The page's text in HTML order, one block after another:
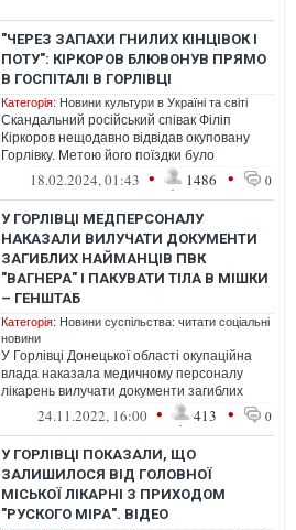
"ЧЕРЕЗ ЗАПАХИ ГНИЛИХ КІНЦІВОК І
ПОТУ": КІРКОРОВ БЛЮВОНУВ ПРЯМО
В ГОСПІТАЛІ В ГОРЛІВЦІ
Категорія: Новини культури в Україні та світі
Скандальний російський співак Філіп
Кіркоров нещодавно відвідав окуповану
Горлівку. Метою його поїздки було
підтримати загарбників і підняти бойовий
18.02.2024, 01:43 • 1486 • 0
У ГОРЛІВЦІ МЕДПЕРСОНАЛУ
НАКАЗАЛИ ВИЛУЧАТИ ДОКУМЕНТИ
ЗАГИБЛИХ НАЙМАНЦІВ ПВК
"ВАГНЕРА" І ПАКУВАТИ ТІЛА В МІШКИ
– ГЕНШТАБ
Категорія: Новини суспільства: читати соціальні
новини
У Горлівці Донецької області окупаційна
влада наказала медичному персоналу
лікарень вилучати документи загиблих
найманців приватної військової компані...
24.11.2022, 16:00 • 413 • 0
У ГОРЛІВЦІ ПОКАЗАЛИ, ЩО
ЗАЛИШИЛОСЯ ВІД ГОЛОВНОЇ
МІСЬКОЇ ЛІКАРНІ З ПРИХОДОМ
"РУСКОГО МІРА". ВІДЕО